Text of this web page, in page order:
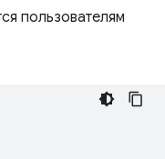
пользователям